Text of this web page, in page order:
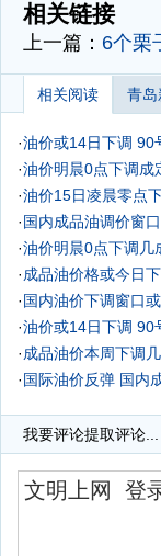
相关链接
上一篇： 6个栗
相关阅读 青岛
·油价或14日下调 90
·油价明晨0点下调成
·油价15日凌晨零点
·国内成品油调价窗
·油价明晨0点下调几
·成品油价格或今日
·国内油价下调窗口
·油价或14日下调 90
·成品油价本周下调
·国际油价反弹 国内
我要评论提取评论...